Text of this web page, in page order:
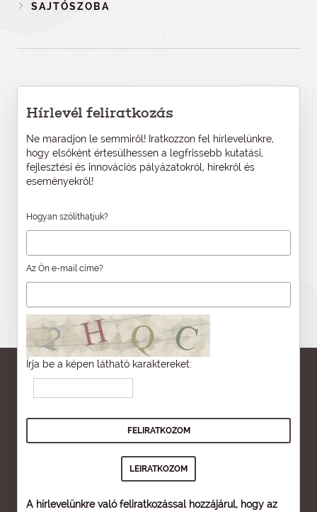
SAJTÓSZOBA
Hírlevél feliratkozás
Ne maradjon le semmiről! Iratkozzon fel hírlevelünkre,
hogy elsőként értesülhessen a legfrissebb kutatási,
fejlesztési és innovációs pályázatokról, hírekről és
eseményekről!
Hogyan szólíthatjuk?
Az Ön e-mail címe?
Írja be a képen látható karaktereket:
A hírlevelünkre való feliratkozással hozzájárul, hogy az